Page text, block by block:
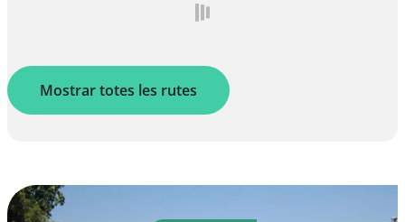
Mostrar totes les rutes